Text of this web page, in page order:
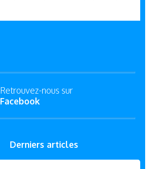
Retrouvez-nous sur
Facebook
Derniers articles